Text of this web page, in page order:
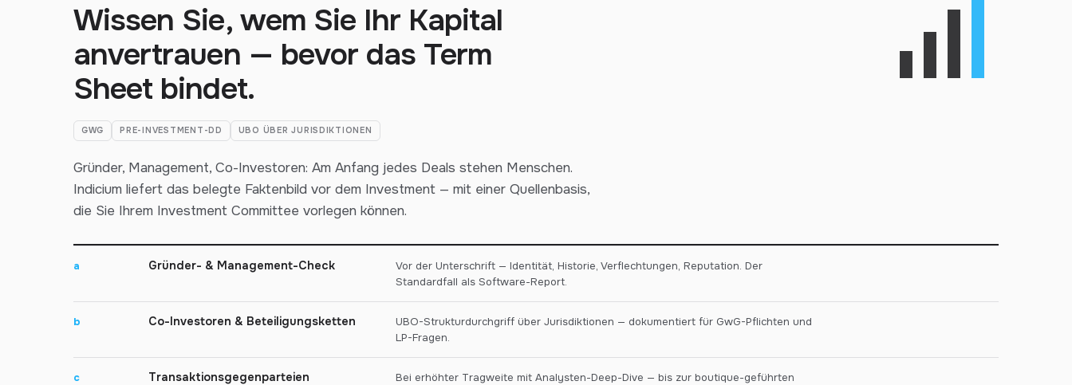
Wissen Sie, wem Sie Ihr Kapital
anvertrauen — bevor das Term
Sheet bindet.
GWG PRE-INVESTMENT-DD UBO ÜBER JURISDIKTIONEN
Gründer, Management, Co-Investoren: Am Anfang jedes Deals stehen Menschen.
Indicium liefert das belegte Faktenbild vor dem Investment — mit einer Quellenbasis,
die Sie Ihrem Investment Committee vorlegen können.
a Gründer- & Management-Check
Vor der Unterschrift — Identität, Historie, Verflechtungen, Reputation. Der
Standardfall als Software-Report.
b Co-Investoren & Beteiligungsketten
UBO-Strukturdurchgriff über Jurisdiktionen — dokumentiert für GwG-Pflichten und
LP-Fragen.
c Transaktionsgegenparteien
Bei erhöhter Tragweite mit Analysten-Deep-Dive — bis zur boutique-geführten